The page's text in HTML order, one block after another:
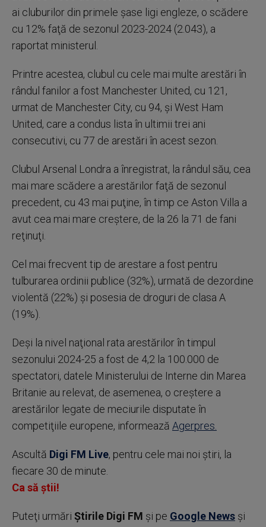
ai cluburilor din primele şase ligi engleze, o scădere
cu 12% faţă de sezonul 2023-2024 (2.043), a
raportat ministerul.
Printre acestea, clubul cu cele mai multe arestări în
rândul fanilor a fost Manchester United, cu 121,
urmat de Manchester City, cu 94, şi West Ham
United, care a condus lista în ultimii trei ani
consecutivi, cu 77 de arestări în acest sezon.
Clubul Arsenal Londra a înregistrat, la rândul său, cea
mai mare scădere a arestărilor faţă de sezonul
precedent, cu 43 mai puţine, în timp ce Aston Villa a
avut cea mai mare creştere, de la 26 la 71 de fani
reţinuţi.
Cel mai frecvent tip de arestare a fost pentru
tulburarea ordinii publice (32%), urmată de dezordine
violentă (22%) şi posesia de droguri de clasa A
(19%).
Deşi la nivel naţional rata arestărilor în timpul
sezonului 2024-25 a fost de 4,2 la 100.000 de
spectatori, datele Ministerului de Interne din Marea
Britanie au relevat, de asemenea, o creştere a
arestărilor legate de meciurile disputate în
competiţiile europene, informează Agerpres.
Ascultă Digi FM Live, pentru cele mai noi știri, la
fiecare 30 de minute.
Ca să știi!
Puteţi urmări Știrile Digi FM şi pe Google News şi